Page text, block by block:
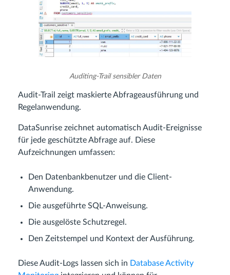
Auditing-Trail sensibler Daten
Audit-Trail zeigt maskierte Abfrageausführung und
Regelanwendung.
DataSunrise zeichnet automatisch Audit-Ereignisse
für jede geschützte Abfrage auf. Diese
Aufzeichnungen umfassen:
Den Datenbankbenutzer und die Client-
Anwendung.
Die ausgeführte SQL-Anweisung.
Die ausgelöste Schutzregel.
Den Zeitstempel und Kontext der Ausführung.
Diese Audit-Logs lassen sich in Database Activity